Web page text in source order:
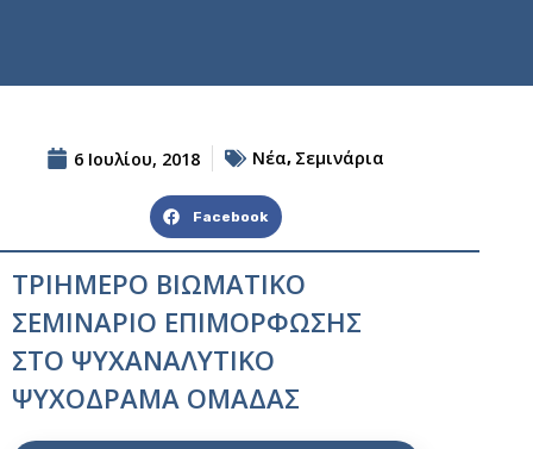
6 Ιουλίου, 2018 Νέα, Σεμινάρια
Facebook
ΤΡΙΗΜΕΡΟ ΒΙΩΜΑΤΙΚΟ
ΣΕΜΙΝΑΡΙΟ ΕΠΙΜΟΡΦΩΣΗΣ
ΣΤΟ ΨΥΧΑΝΑΛΥΤΙΚΟ
ΨΥΧΟΔΡΑΜΑ ΟΜΑΔΑΣ